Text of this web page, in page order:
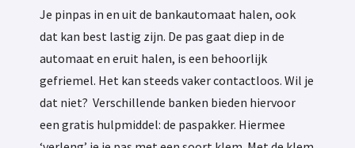
Je pinpas in en uit de bankautomaat halen, ook
dat kan best lastig zijn. De pas gaat diep in de
automaat en eruit halen, is een behoorlijk
gefriemel. Het kan steeds vaker contactloos. Wil je
dat niet? Verschillende banken bieden hiervoor
een gratis hulpmiddel: de paspakker. Hiermee